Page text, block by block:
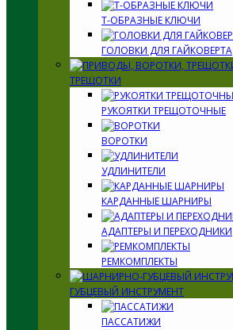
Т-ОБРАЗНЫЕ КЛЮЧИ
ГОЛОВКИ ДЛЯ ГАЙКОВЕРТА
ТРЕЩОТКИ
РУКОЯТКИ ТРЕЩОТОЧНЫЕ
ВОРОТКИ
УДЛИНИТЕЛИ
КАРДАННЫЕ ШАРНИРЫ
АДАПТЕРЫ И ПЕРЕХОДНИКИ
РЕМКОМПЛЕКТЫ
ГУБЦЕВЫЙ ИНСТРУМЕНТ
ПАССАТИЖИ